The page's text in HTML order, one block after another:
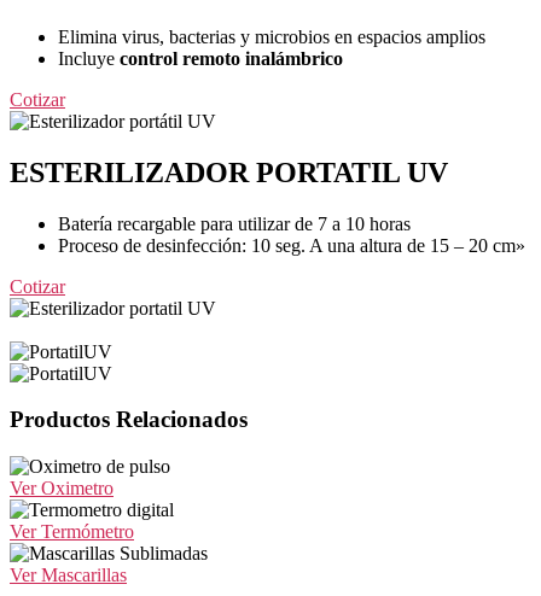
Elimina virus, bacterias y microbios en espacios amplios
Incluye control remoto inalámbrico
Cotizar
ESTERILIZADOR PORTATIL UV
Batería recargable para utilizar de 7 a 10 horas
Proceso de desinfección: 10 seg. A una altura de 15 – 20 cm»
Cotizar
Productos Relacionados
Ver Oximetro
Ver Termómetro
Ver Mascarillas